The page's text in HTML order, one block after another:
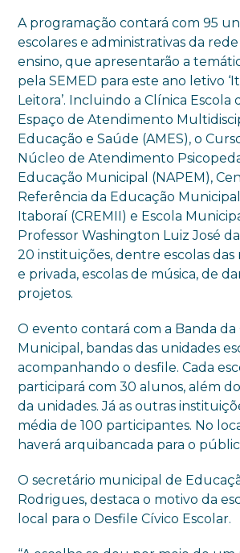
A programação contará com 95
escolares e administrativas da
ensino, que apresentarão a
pela SEMED para este ano letivo
Leitora’. Incluindo a Clínica Escola
Espaço de Atendimento
Educação e Saúde (AMES), o
Núcleo de Atendimento
Educação Municipal (NAPEM),
Referência da Educação
Itaboraí (CREMII) e Escola
Professor Washington Luiz José
20 instituições, dentre escolas das
e privada, escolas de música, de
projetos.
O evento contará com a Banda da
Municipal, bandas das unidades
acompanhando o desfile. Cada
participará com 30 alunos, além
da unidades. Já as outras
média de 100 participantes. No
haverá arquibancada para o
O secretário municipal de
Rodrigues, destaca o motivo da
local para o Desfile Cívico Escolar.